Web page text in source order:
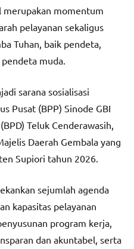
merupakan momentum
pelayanan sekaligus
Tuhan, baik pendeta,
muda.
sarana sosialisasi
Pusat (BPP) Sinode GBI
Teluk Cenderawasih,
Daerah Gembala yang
Supiori tahun 2026.
sejumlah agenda
kapasitas pelayanan
program kerja,
dan akuntabel, serta